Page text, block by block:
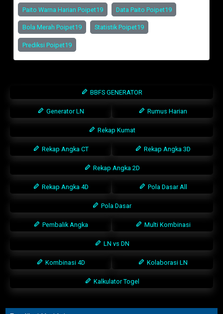
Paito Warna Harian Poipet19 Data Paito Poipet19
Bola Merah Poipet19 Statistik Poipet19
Prediksi Poipet19
BBFS GENERATOR
Generator LN Rumus Harian
Rekap Kumat
Rekap Angka CT Rekap Angka 3D
Rekap Angka 2D
Rekap Angka 4D Pola Dasar All
Pola Dasar
Pembalik Angka Multi Kombinasi
LN vs DN
Kombinasi 4D Kolaborasi LN
Kalkulator Togel